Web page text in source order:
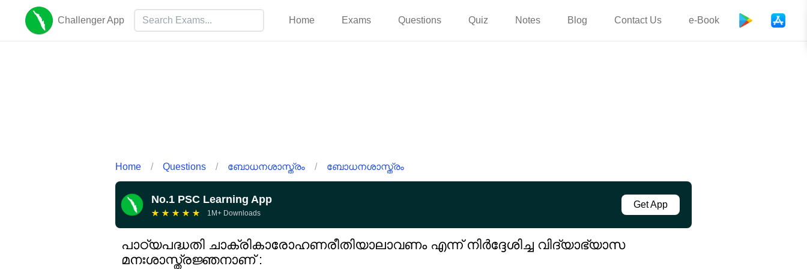
Challenger App Home Exams Questions Quiz Notes Blog Contact Us e-Book
Home / Questions / ബോധനശാസ്ത്രം / ബോധനശാസ്ത്രം
No.1 PSC Learning App
★ ★ ★ ★ ★ 1M+ Downloads
Get App
പാഠ്യപദ്ധതി ചാക്രികാരോഹണരീതിയാലാവണം എന്ന് നിർദ്ദേശിച്ച വിദ്യാഭ്യാസ
മനഃശാസ്ത്രജ്ഞനാണ് :